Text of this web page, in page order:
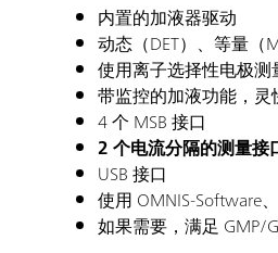
内置的加液器驱动
动态（DET）、等量（
使用离子选择性电极测
带监控的加液功能，
4 个 MSB 接口
2 个电流分隔的测量接
USB 接口
使用 OMNIS-Software、
如果需要，满足 GMP/